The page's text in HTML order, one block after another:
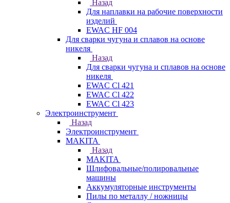
Назад
Для наплавки на рабочие поверхности
изделий
EWAC HF 004
Для сварки чугуна и сплавов на основе
никеля
Назад
Для сварки чугуна и сплавов на основе
никеля
EWAC Cl 421
EWAC Cl 422
EWAC Cl 423
Электроинструмент
Назад
Электроинструмент
МAKITA
Назад
МAKITA
Шлифовальные/полировальные
машины
Аккумуляторные инструменты
Пилы по металлу / ножницы